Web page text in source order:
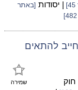
| יסודות [באתר
להתאים
שמירה
חוק